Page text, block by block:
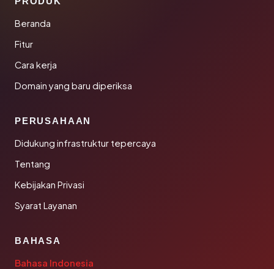
Beranda
Fitur
Cara kerja
Domain yang baru diperiksa
PERUSAHAAN
Didukung infrastruktur tepercaya
Tentang
Kebijakan Privasi
Syarat Layanan
BAHASA
Bahasa Indonesia